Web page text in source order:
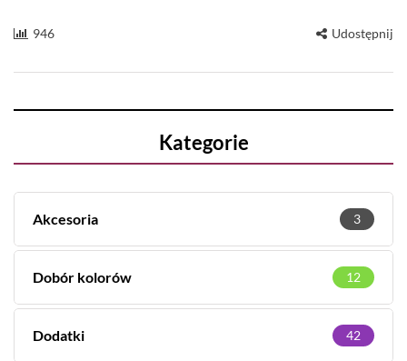
946 Udostępnij
Kategorie
Akcesoria 3
Dobór kolorów 12
Dodatki 42